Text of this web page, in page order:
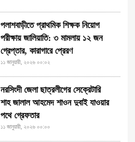
পলাশবাড়ীতে প্রাথমিক শিক্ষক নিয়োগ
পরীক্ষায় জালিয়াতি: ৩ মামলায় ১২ জন
গ্রেপ্তার, কারাগারে প্রেরণ
১১ জানুয়ারী, ২০২৬ ০০:০২
নরসিংদী জেলা ছাত্রলীগের সেক্রেটারি
শাহ জালাল আহমেদ শাওন দুবাই যাওয়ার
পথে গ্রেফতার
১১ জানুয়ারী, ২০২৬ ০০:০০